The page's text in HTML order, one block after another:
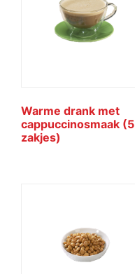
Warme drank met
cappuccinosmaak (5
zakjes)